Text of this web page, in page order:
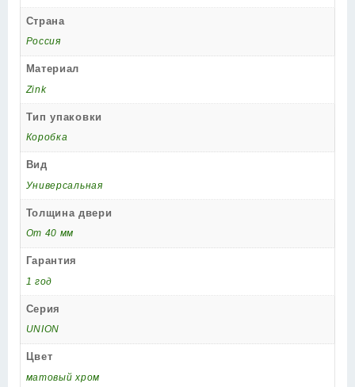
Страна
Россия
Материал
Zink
Тип упаковки
Коробка
Вид
Универсальная
Толщина двери
От 40 мм
Гарантия
1 год
Серия
UNION
Цвет
матовый хром